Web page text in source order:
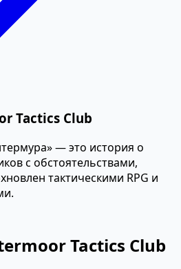
Tactics Club
— это история о
с обстоятельствами,
тактическими RPG и
Tactics Club